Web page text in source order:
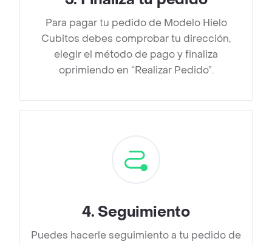
Para pagar tu pedido de Modelo Hielo
Cubitos debes comprobar tu dirección,
elegir el método de pago y finaliza
oprimiendo en “Realizar Pedido”.
4. Seguimiento
Puedes hacerle seguimiento a tu pedido de